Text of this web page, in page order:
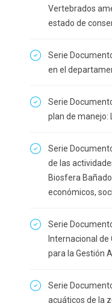
Vertebrados
estado de
Serie
en el
Serie
plan de manejo:
Serie
de las
Biosfera
económicos,
Serie
Internacional
para la Gestión
Serie
acuáticos de la